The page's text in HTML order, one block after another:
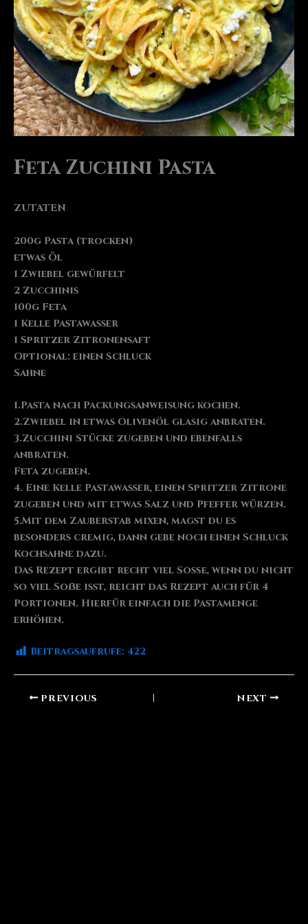
Feta Zuchini Pasta
ZUTATEN
200g Pasta (trocken)
etwas Öl
1 Zwiebel gewürfelt
2 Zucchinis
100g Feta
1 Kelle Pastawasser
1 Spritzer Zitronensaft
Optional: einen Schluck
Sahne
1.Pasta nach Packungsanweisung kochen.
2.Zwiebel in etwas Olivenöl glasig anbraten.
3.Zucchini Stücke zugeben und ebenfalls
anbraten.
Feta zugeben.
4. Eine Kelle Pastawasser, einen Spritzer Zitrone
zugeben und mit etwas Salz und Pfeffer würzen.
5.Mit dem Zauberstab mixen, magst du es
besonders cremig, dann gebe noch einen Schluck
Kochsahne dazu.
Das Rezept ergibt recht viel Soße, wenn du nicht
so viel Soẞe isst, reicht das Rezept auch für 4
Portionen. Hierfür einfach die Pastamenge
erhöhen.
Beitragsaufrufe: 422
PREVIOUS NEXT